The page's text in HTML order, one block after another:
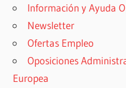
Información y Ayuda
Newsletter
Ofertas Empleo
Oposiciones
Europea